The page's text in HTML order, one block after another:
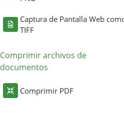
Captura de Pantalla Web
TIFF
Comprimir archivos de
documentos
Comprimir PDF